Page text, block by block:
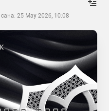
25 May 2026, 10:08